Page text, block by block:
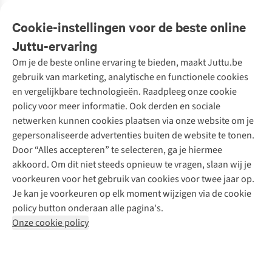
Cookie-instellingen voor de beste online
Juttu-ervaring
Om je de beste online ervaring te bieden, maakt Juttu.be
gebruik van marketing, analytische en functionele cookies
en vergelijkbare technologieën. Raadpleeg onze cookie
policy voor meer informatie. Ook derden en sociale
netwerken kunnen cookies plaatsen via onze website om je
gepersonaliseerde advertenties buiten de website te tonen.
Door “Alles accepteren” te selecteren, ga je hiermee
akkoord. Om dit niet steeds opnieuw te vragen, slaan wij je
voorkeuren voor het gebruik van cookies voor twee jaar op.
Je kan je voorkeuren op elk moment wijzigen via de cookie
policy button onderaan alle pagina's.
Onze cookie policy
Bestellen
Betalen
10% studentenkorting
Klarna - achteraf betalen
Levering
Retourneren
Bestelling herroepen
Garantie
Contact
Onze diensten
Tweedehands - ReJUsed
Kledingatelier
Personal shopping
Textielbox
Events / workshops
Juttu
Over ons
Juttu Friends
Inspiratie
Werken bij Juttu
Onze winkels
De wereld van Juttu
Verantwoord ondernemen
Toegankelijkheidsverklaring
Merken
Nathalie Vleeschouwer
Selected dames
HKLiving
Dickies
Sessùn
Strom
O My Bag
Revolution
Meld je aan voor de nieuwsbrief
Follow us